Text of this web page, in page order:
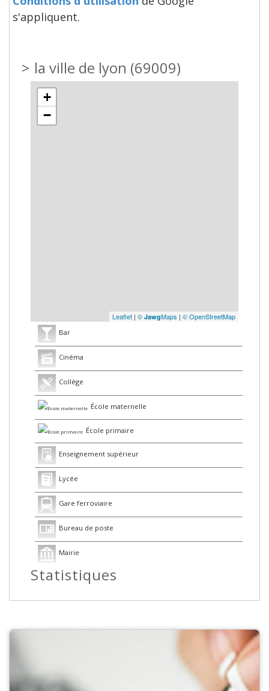
s'appliquent.
> la ville de lyon (69009)
+
−
Leaflet | © JawgMaps | © OpenStreetMap
Bar
Cinéma
Collège
École maternelle
École primaire
Enseignement supérieur
Lycée
Gare ferroviaire
Bureau de poste
Mairie
Presse et Tabac
Statistiques